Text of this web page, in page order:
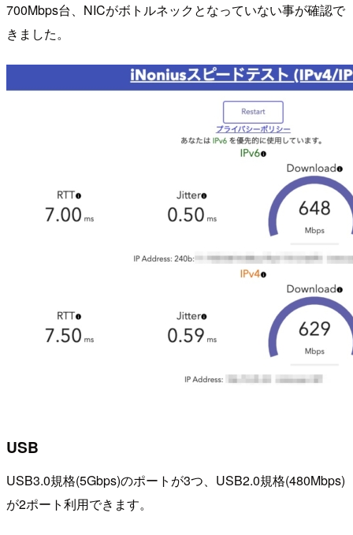
700Mbps台、NICがボトルネックとなっていない事が確認で
きました。
USB
USB3.0規格(5Gbps)のポートが3つ、USB2.0規格(480Mbps)
が2ポート利用できます。